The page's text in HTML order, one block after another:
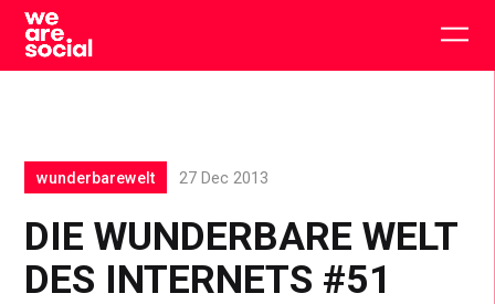
Skip
content
DIE WUNDERBARE WELT
DES INTERNETS #51
wunderbarewelt 27 Dec 2013